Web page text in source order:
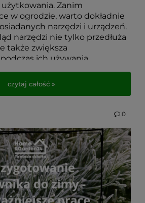
Zanim
w ogrodzie, warto dokładnie
narzędzi i urządzeń.
narzędzi nie tylko przedłuża
także zwiększa
ich używania.
utrzymane narzędzia
w ogrodzie będą łatwiejsze i
więc skutecznie
trzymać się kilku prostych
czytaj całość »
0